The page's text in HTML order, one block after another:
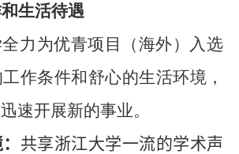
生活待遇
力为优青项目（海外）入选
作条件和舒心的生活环境，
速开展新的事业。
共享浙江大学一流的学术声